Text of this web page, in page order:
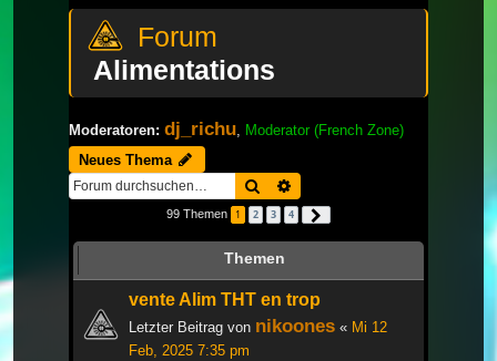
Alimentations
Moderatoren: dj_richu Moderator (French Zone)
Neues Thema
Suche
99 Themen 1 2 3 4
Themen
vente Alim THT en trop
Letzter Beitrag von nikoones « Mi 12
Feb, 2025 7:35 pm